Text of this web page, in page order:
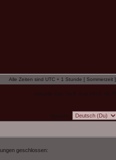
Alle Zeiten sind UTC + 1 Stunde [ Sommerzeit ]
geschlossen: